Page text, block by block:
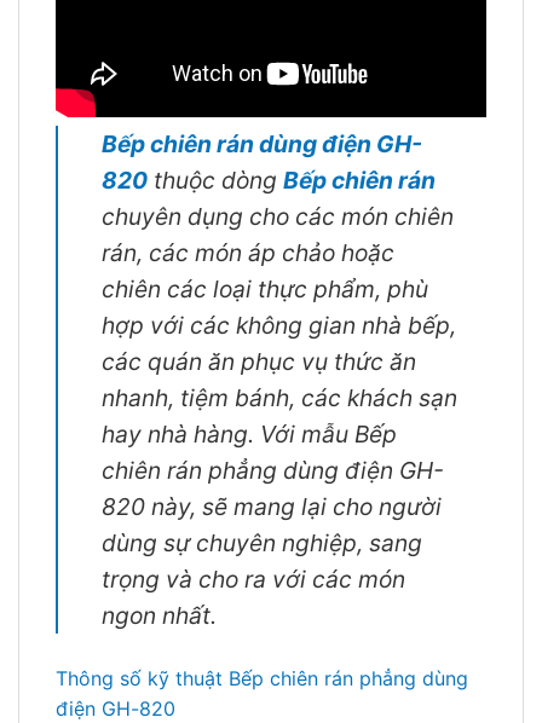
Bếp chiên rán dùng điện GH-
820 thuộc dòng Bếp chiên rán
chuyên dụng cho các món chiên
rán, các món áp chảo hoặc
chiên các loại thực phẩm, phù
hợp với các không gian nhà bếp,
các quán ăn phục vụ thức ăn
nhanh, tiệm bánh, các khách sạn
hay nhà hàng. Với mẫu Bếp
chiên rán phẳng dùng điện GH-
820 này, sẽ mang lại cho người
dùng sự chuyên nghiệp, sang
trọng và cho ra với các món
ngon nhất.
Thông số kỹ thuật Bếp chiên rán phẳng dùng
điện GH-820